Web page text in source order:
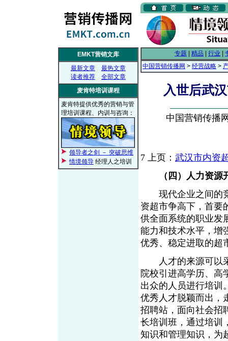
EMKT营销文库
最新文章
最热文章
读者推荐
全部文章
麦肯特培训课程
麦肯特提供优秀的营销与管
理培训课程、内训与咨询：
领导者之剑 － 突破思维
情境领导 经理人之培训
专题 精品 行业
中国营销传播网 > 经营战略 >
入世后武
中国营销传播
7 上页： 武汉市内资
（四）人力资
现代企业之间的竞
资超市争高下，首要
供全面系统的职业发
能力和技术水平，增
优秀、稳定进取的超
人才的来源可以采
院校引进高学历、高
出众的人员进行培训
优秀人才脱颖而出，
招聘站，面向社会招
长培训班，通过培训
知识和管理知识，为